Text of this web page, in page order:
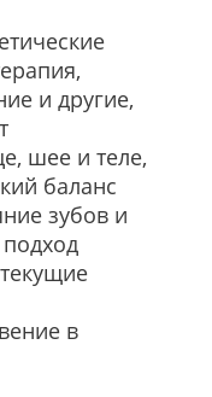
и другие,
шее и теле,
баланс
зубов и
в